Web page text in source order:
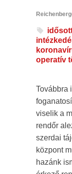
operatív
Továbbra
viselik a
rendőr
szerdai
központ
hazánk